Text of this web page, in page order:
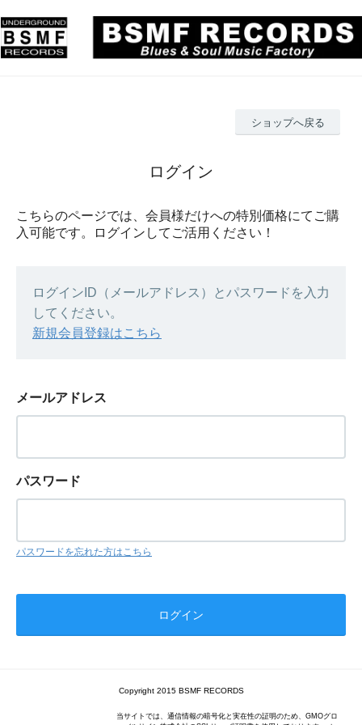
ショップへ戻る
ログイン
こちらのページでは、会員様だけへの特別価格にてご購
入可能です。ログインしてご活用ください！
ログインID（メールアドレス）とパスワードを入力
してください。
新規会員登録はこちら
メールアドレス
パスワード
パスワードを忘れた方はこちら
Copyright 2015 BSMF RECORDS
当サイトでは、通信情報の暗号化と実在性の証明のため、GMOグロ